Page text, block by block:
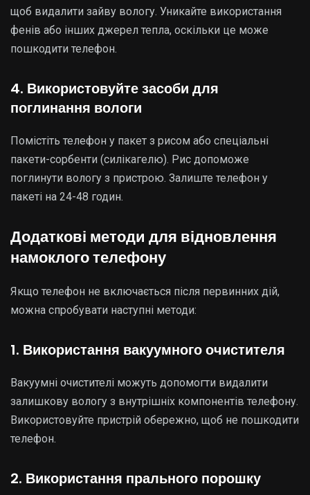
щоб видалити зайву вологу. Уникайте використання
фенів або інших джерел тепла, оскільки це може
пошкодити телефон.
4. Використовуйте засоби для
поглинання вологи
Помістіть телефон у пакет з рисом або спеціальні
пакети-сорбенти (силікагелю). Рис допоможе
поглинути вологу з пристрою. Залиште телефон у
пакеті на 24-48 годин.
Додаткові методи для відновлення
намоклого телефону
Якщо телефон не включається після первинних дій,
можна спробувати наступні методи:
1. Використання вакуумного очистителя
Вакуумні очистителі можуть допомогти видалити
залишкову вологу з внутрішніх компонентів телефону.
Використовуйте пристрій обережно, щоб не пошкодити
телефон.
2. Використання прального порошку